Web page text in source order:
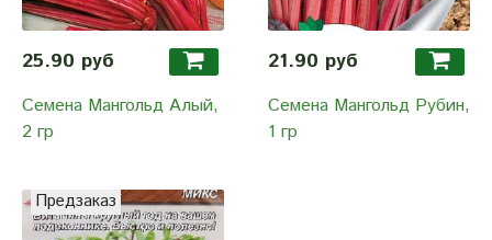
25.90 руб
Семена Мангольд Алый,
2 гр
21.90 руб
Семена Мангольд Рубин,
1 гр
Предзаказ